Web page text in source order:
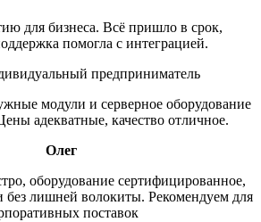
для бизнеса. Всё пришло в срок,
помогла с интеграцией.
предприниматель
модули и серверное оборудование
адекватные, качество отличное.
Олег
оборудование сертифицированное,
лишней волокиты. Рекомендуем для
поставок